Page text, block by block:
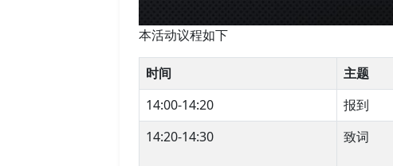
本活动议程如下
时间 主题
14:00-14:20
报到
14:20-14:30
致词